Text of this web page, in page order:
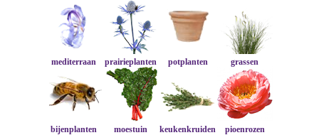
mediterraan prairieplanten potplanten grassen
bijenplanten moestuin keukenkruiden pioenrozen